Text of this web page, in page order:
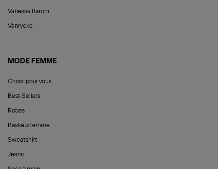
Vanessa Baroni
Vanrycke
MODE FEMME
Choisi pour vous
Best-Sellers
Robes
Baskets femme
Sweatshirt
Jeans